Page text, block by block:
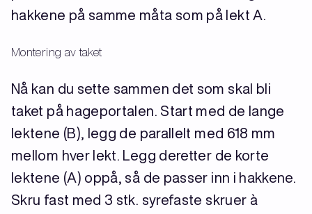
hakkene på samme måta som på lekt A.
Montering av taket
Nå kan du sette sammen det som skal bli
taket på hageportalen. Start med de lange
lektene (B), legg de parallelt med 618 mm
mellom hver lekt. Legg deretter de korte
lektene (A) oppå, så de passer inn i hakkene.
Skru fast med 3 stk. syrefaste skruer à